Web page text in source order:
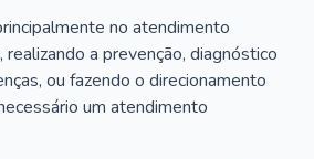
no atendimento
a prevenção, diagnóstico
ou fazendo o direcionamento
um atendimento